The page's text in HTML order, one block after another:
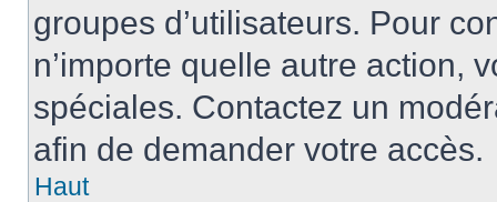
groupes d’utilisateurs. Pour
n’importe quelle autre action,
spéciales. Contactez un
afin de demander votre accès.
Haut